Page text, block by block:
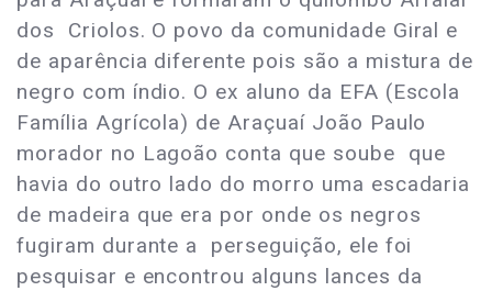
dos Criolos. O povo da comunidade Giral e
de aparência diferente pois são a mistura de
negro com índio. O ex aluno da EFA (Escola
Família Agrícola) de Araçuaí João Paulo
morador no Lagoão conta que soube que
havia do outro lado do morro uma escadaria
de madeira que era por onde os negros
fugiram durante a perseguição, ele foi
pesquisar e encontrou alguns lances da